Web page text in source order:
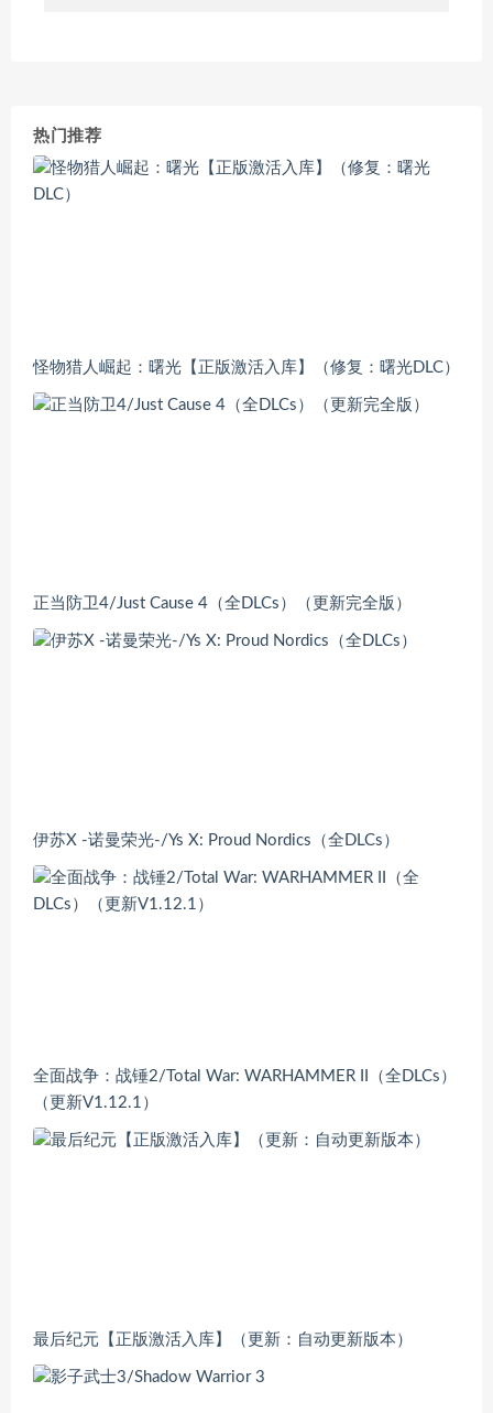
热门推荐
怪物猎人崛起：曙光【正版激活入库】（修复：曙光DLC）
正当防卫4/Just Cause 4（全DLCs）（更新完全版）
伊苏X -诺曼荣光-/Ys X: Proud Nordics（全DLCs）
全面战争：战锤2/Total War: WARHAMMER II（全DLCs）
（更新V1.12.1）
最后纪元【正版激活入库】（更新：自动更新版本）